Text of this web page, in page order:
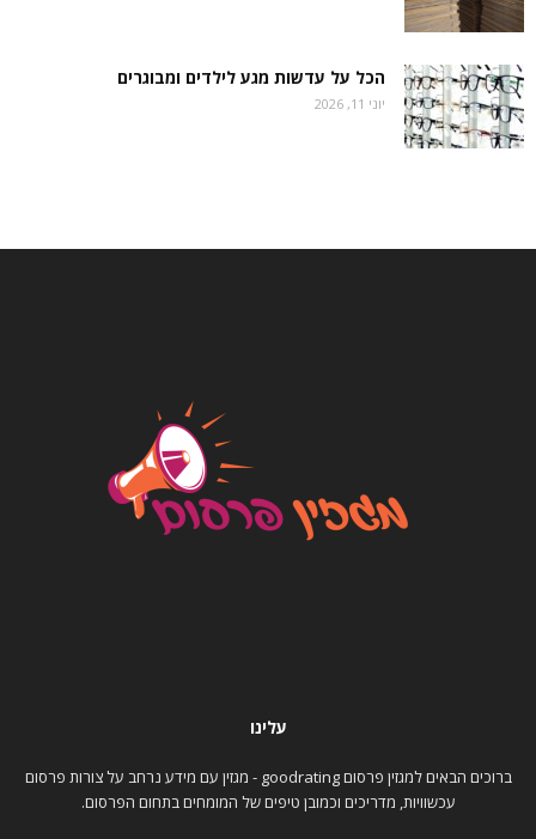
הכל על עדשות מגע לילדים ומבוגרים
יוני 11, 2026
עלינו
ברוכים הבאים למגזין פרסום goodrating - מגזין עם מידע נרחב על צורות פרסום
עכשוויות, מדריכים וכמובן טיפים של המומחים בתחום הפרסום.